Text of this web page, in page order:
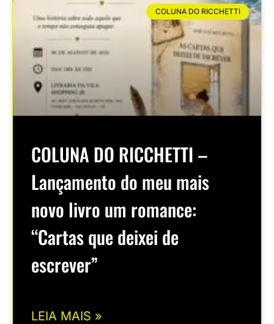
COLUNA DO RICCHETTI
COLUNA DO RICCHETTI –
Lançamento do meu mais
novo livro um romance:
“Cartas que deixei de
escrever”
LEIA MAIS »